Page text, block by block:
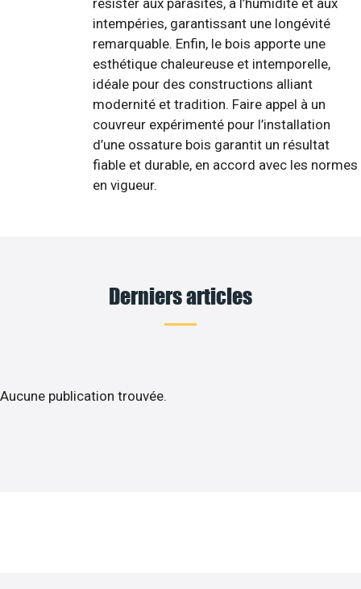
résister aux parasites, à l’humidité et aux
intempéries, garantissant une longévité
remarquable. Enfin, le bois apporte une
esthétique chaleureuse et intemporelle,
idéale pour des constructions alliant
modernité et tradition. Faire appel à un
couvreur expérimenté pour l’installation
d’une ossature bois garantit un résultat
fiable et durable, en accord avec les normes
en vigueur.
Derniers articles
Aucune publication trouvée.